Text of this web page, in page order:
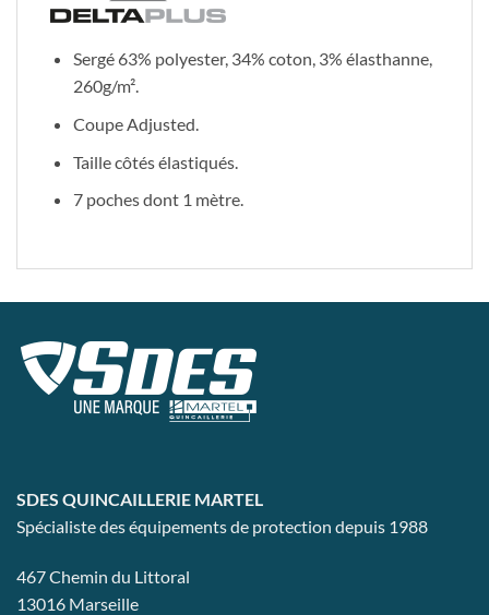
Sergé 63% polyester, 34% coton, 3% élasthanne,
260g/m².
Coupe Adjusted.
Taille côtés élastiqués.
7 poches dont 1 mètre.
SDES QUINCAILLERIE MARTEL
Spécialiste des équipements de protection depuis 1988
467 Chemin du Littoral
13016 Marseille